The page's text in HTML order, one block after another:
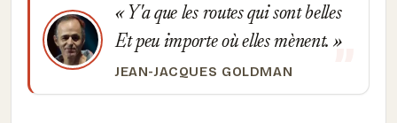
Y'a que les routes qui sont belles
Et peu importe où elles mènent.
JEAN-JACQUES GOLDMAN